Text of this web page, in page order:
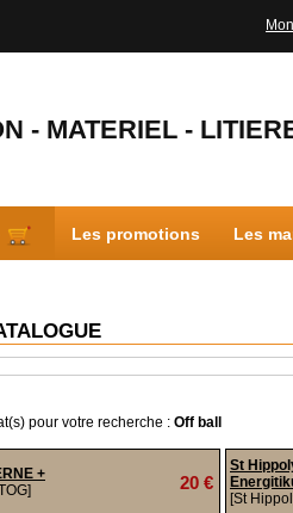
- MATERIEL -
Les promotions Les
pour votre recherche : Off ball
+
20 €
St
[St